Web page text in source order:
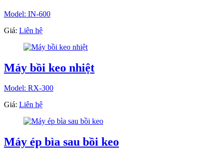
Model: IN-600
Giá: Liên hệ
Máy bồi keo nhiệt
Model: RX-300
Giá: Liên hệ
Máy ép bìa sau bồi keo